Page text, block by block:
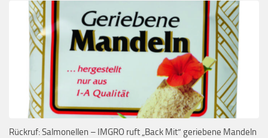
Rückruf: Salmonellen – IMGRO ruft „Back Mit“ geriebene Mandeln